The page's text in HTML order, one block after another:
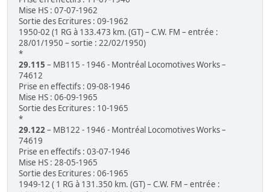
Mise HS : 07-07-1962
Sortie des Ecritures : 09-1962
1950-02 (1 RG à 133.473 km. (GT) – C.W. FM – entrée :
28/01/1950 – sortie : 22/02/1950)
*
29.115 – MB115 - 1946 - Montréal Locomotives Works –
74612
Prise en effectifs : 09-08-1946
Mise HS : 06-09-1965
Sortie des Ecritures : 10-1965
*
29.122– MB122 - 1946 - Montréal Locomotives Works –
74619
Prise en effectifs : 03-07-1946
Mise HS : 28-05-1965
Sortie des Ecritures : 06-1965
1949-12 ( 1 RG à 131.350 km. (GT) – C.W. FM – entrée :